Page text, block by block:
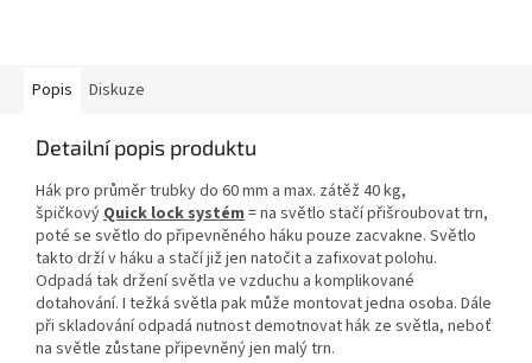
Popis Diskuze
Detailní popis produktu
Hák pro průměr trubky do 60 mm a max. zátěž 40 kg,
špičkovýQuick lock systém= na světlo stačí přišroubovat trn,
poté se světlo do připevněného háku pouze zacvakne. Světlo
takto drží v háku a stačí již jen natočit a zafixovat polohu.
Odpadá tak držení světla ve vzduchu a komplikované
dotahování. I težká světla pak může montovat jedna osoba. Dále
při skladování odpadá nutnost demotnovat hák ze světla, neboť
na světle zůstane připevněný jen malý trn.